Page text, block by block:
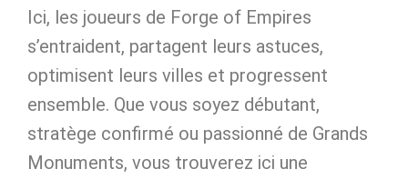
Ici, les joueurs de Forge of Empires
s’entraident, partagent leurs astuces,
optimisent leurs villes et progressent
ensemble. Que vous soyez débutant,
stratège confirmé ou passionné de Grands
Monuments, vous trouverez ici une